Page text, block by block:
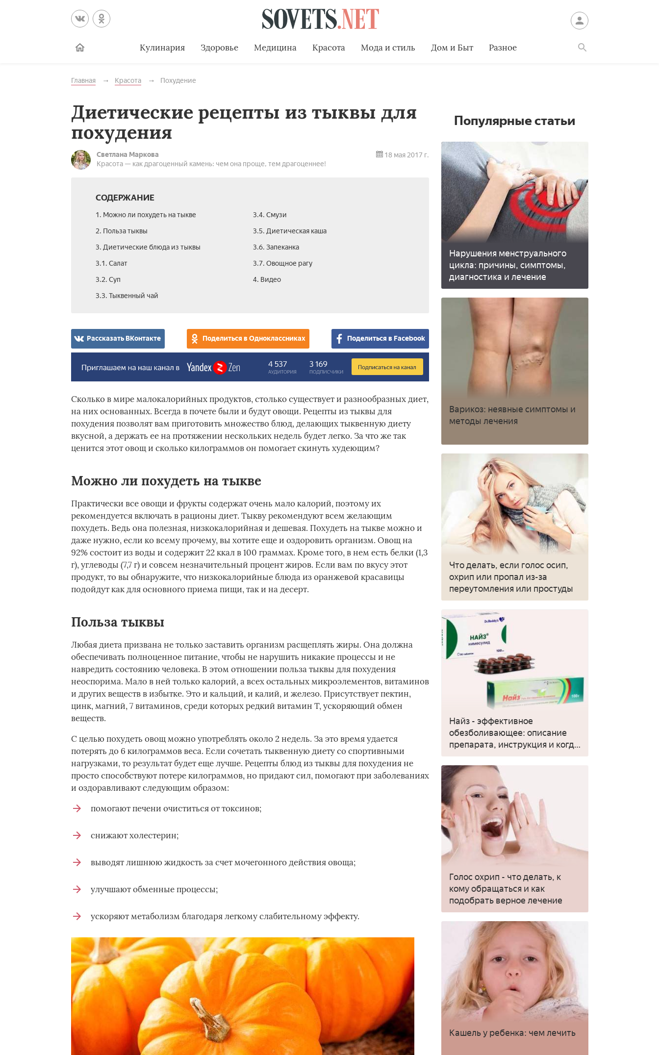
Кулинария Здоровье Медицина Красота Мода и стиль Дом и Быт Разное
Главная Красота Похудение
Диетические рецепты из тыквы для
похудения
Светлана Маркова
Красота — как драгоценный камень: чем она проще, тем драгоценнее!
18 мая 2017 г.
СОДЕРЖАНИЕ
1. Можно ли похудеть на тыкве
2. Польза тыквы­
3. Диетические блюда из тыквы
3.1. Салат­
3.2. Суп
3.3. Тыквенный чай
3.4. Смузи­
3.5. Диетическая каша­
3.6. Запеканка
3.7. Овощное рагу
4. Видео
Рассказать ВКонтакте Поделиться в Одноклассниках Поделиться в Facebook
Сколько в мире малокалорийных продуктов, столько существует и разнообразных диет,
на них основанных. Всегда в почете были и будут овощи. Рецепты из тыквы для
похудения позволят вам приготовить множество блюд, делающих тыквенную диету
вкусной, а держать ее на протяжении нескольких недель будет легко. За что же так
ценится этот овощ и сколько килограммов он помогает скинуть худеющим?
Можно ли похудеть на тыкве
Практически все овощи и фрукты содержат очень мало калорий, поэтому их
рекомендуется включать в рационы диет. Тыкву рекомендуют всем желающим
похудеть. Ведь она полезная, низкокалорийная и дешевая. Похудеть на тыкве можно и
даже нужно, если ко всему прочему, вы хотите еще и оздоровить организм. Овощ на
92% состоит из воды и содержит 22 ккал в 100 граммах. Кроме того, в нем есть белки (1,3
г), углеводы (7,7 г) и совсем незначительный процент жиров. Если вам по вкусу этот
продукт, то вы обнаружите, что низкокалорийные блюда из оранжевой красавицы
подойдут как для основного приема пищи, так и на десерт.
Польза тыквы­
Любая диета призвана не только заставить организм расщеплять жиры. Она должна
обеспечивать полноценное питание, чтобы не нарушить никакие процессы и не
навредить состоянию человека. В этом отношении польза тыквы для похудения
неоспорима. Мало в ней только калорий, а всех остальных микроэлементов, витаминов
и других веществ в избытке. Это и кальций, и калий, и железо. Присутствует пектин,
цинк, магний, 7 витаминов, среди которых редкий витамин Т, ускоряющий обмен
веществ.
С целью похудеть овощ можно употреблять около 2 недель. За это время удается
потерять до 6 килограммов веса. Если сочетать тыквенную диету со спортивными
нагрузками, то результат будет еще лучше. Рецепты блюд из тыквы для похудения не
просто способствуют потере килограммов, но придают сил, помогают при заболеваниях
и оздоравливают следующим образом:
помогают печени очиститься от токсинов;
снижают холестерин;
выводят лишнюю жидкость за счет мочегонного действия овоща;
улучшают обменные процессы;
ускоряют метаболизм благодаря легкому слабительному эффекту.
Популярные статьи
Нарушения менструального
цикла: причины, симптомы,
диагностика и лечение
Варикоз: неявные симптомы и
методы лечения
Что делать, если голос осип,
охрип или пропал из-за
переутомления или простуды
Найз - эффективное
обезболивающее: описание
препарата, инструкция и когда
применять
Голос охрип - что делать, к
кому обращаться и как
подобрать верное лечение
Кашель у ребенка: чем лечить